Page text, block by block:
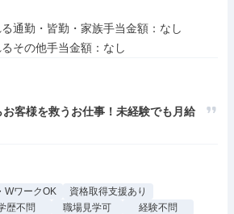
通勤・皆勤・家族手当金額：なし
客様を救うお仕事！未経験でも月給
WワークOK
資格取得支援あり
歴不問 職場見学可
経験不問